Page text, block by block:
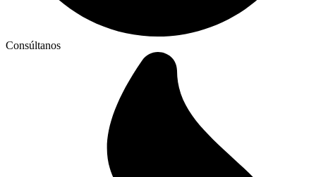
Consúltanos